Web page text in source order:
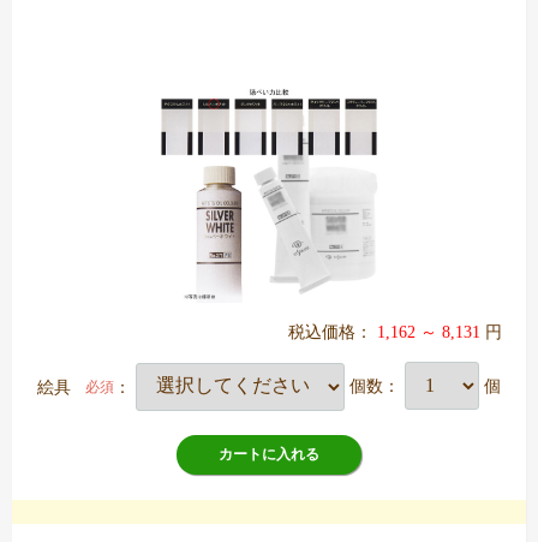
税込価格： 1,162 ～ 8,131 円
絵具 必須 ： 個数： 個
カートに入れる